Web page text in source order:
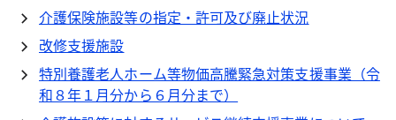
介護保険施設等の指定・許可及び廃止状況
改修支援施設
特別養護老人ホーム等物価高騰緊急対策支援事業（令
和８年１月分から６月分まで）